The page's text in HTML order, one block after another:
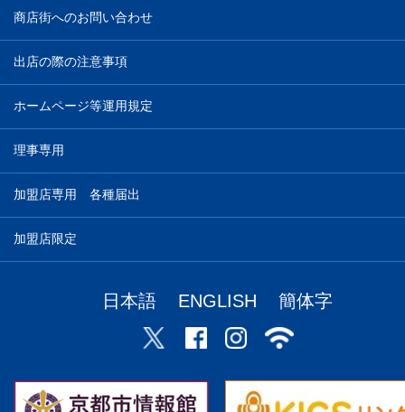
商店街へのお問い合わせ
出店の際の注意事項
ホームページ等運用規定
理事専用
加盟店専用 各種届出
加盟店限定
日本語 ENGLISH 簡体字